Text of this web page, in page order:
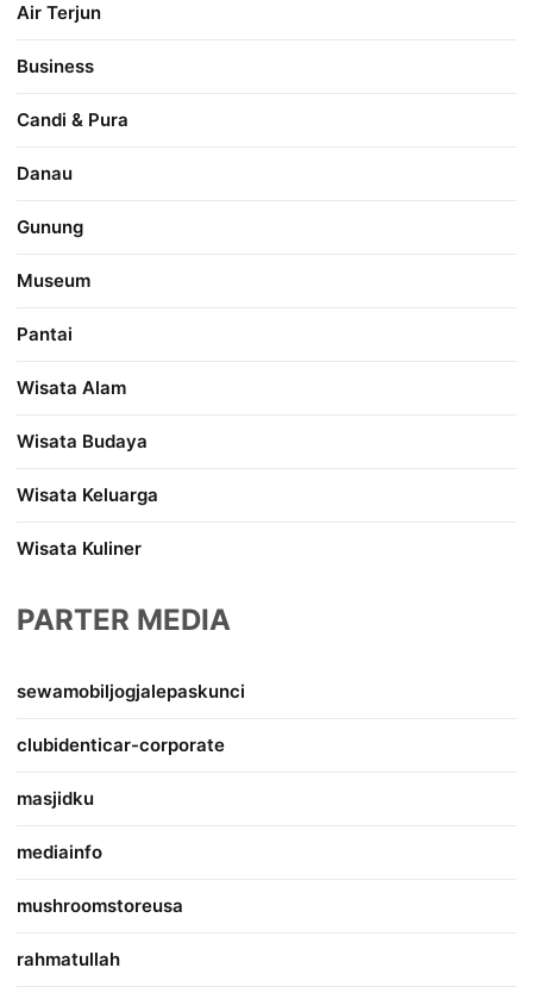
Air Terjun
Business
Candi & Pura
Danau
Gunung
Museum
Pantai
Wisata Alam
Wisata Budaya
Wisata Keluarga
Wisata Kuliner
PARTER MEDIA
sewamobiljogjalepaskunci
clubidenticar-corporate
masjidku
mediainfo
mushroomstoreusa
rahmatullah